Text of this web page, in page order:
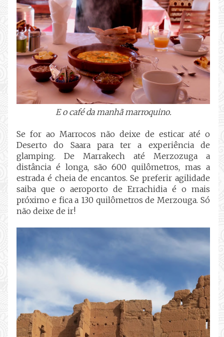
E o café da manhã marroquino.
Se for ao Marrocos não deixe de esticar até o
Deserto do Saara para ter a experiência de
glamping. De Marrakech até Merzozuga a
distância é longa, são 600 quilômetros, mas a
estrada é cheia de encantos. Se preferir agilidade
saiba que o aeroporto de Errachidia é o mais
próximo e fica a 130 quilômetros de Merzouga. Só
não deixe de ir!